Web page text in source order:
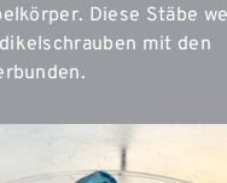
Diese Stäbe
mit den